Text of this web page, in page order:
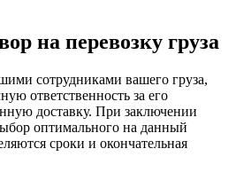
на перевозку груза
сотрудниками вашего груза,
ответственность за его
доставку. При заключении
оптимального на данный
сроки и окончательная